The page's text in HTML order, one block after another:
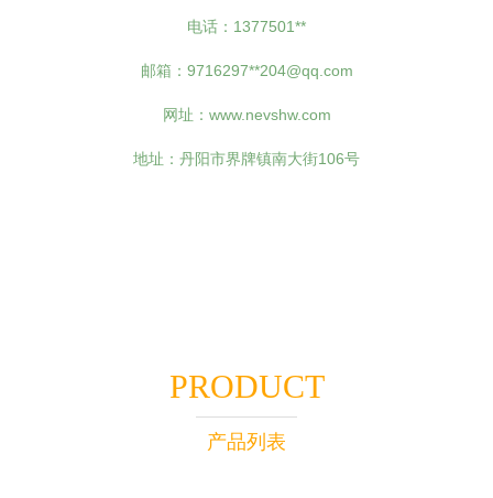
电话：1377501**
邮箱：9716297**204@qq.com
网址： www.nevshw.com
地址：丹阳市界牌镇南大街106号
PRODUCT
产品列表